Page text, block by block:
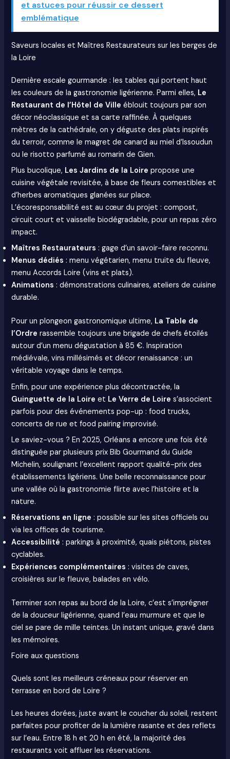
et astuces pour réussir ce dessert
emblématique
Saveurs locales et Maîtres Restaurateurs sur les berges de
la Loire
Dernière escale gourmande : les tables qui portent haut
les couleurs de la gastronomie ligérienne. Parmi elles, Le
Restaurant de l’Hôtel de Ville éblouit toujours par son
décor néoclassique et sa carte raffinée. À quelques
mètres de la cathédrale, on y déguste des plats inspirés
du terroir, comme le magret de canard au miel d’Issoudun
ou le risotto parfumé au romarin de Gien.
Plus bucolique, Les Jardins de la Loire propose une
cuisine végétale revisitée, à base de fleurs comestibles et
d’herbes aromatiques glanées sur place.
L’écoresponsabilité est au cœur du projet : compost,
circuit court et vaisselle biodégradable, pour un repas zéro
impact.
Maîtres Restaurateurs : gage d’un savoir-faire reconnu.
Menus dédiés : menu végétarien, menu truite du fleuve,
menu Accords Loire (vins et plats).
Animations : démonstrations culinaires, ateliers de cuisine
durable.
Pour un plongeon gastronomique ultime, La Table de
l’Ordre rassemble toujours une brigade de chefs étoilés
autour d’un menu dégustation à 85 €. Inspiration
médiévale, vins millésimés et décor renaissance : un
véritable voyage dans le temps.
Enfin, pour une expérience plus décontractée, la
Guinguette de la Loire et Le Verre de Loire s’associent
parfois pour des événements pop-up : food trucks,
concerts de rue et food pairing improvisé.
Le saviez-vous ? En 2025, Orléans a encore une fois été
distinguée par plusieurs prix Bib Gourmand du Guide
Michelin, soulignant l’excellent rapport qualité-prix des
établissements ligériens. Une belle reconnaissance pour
une vallée où la gastronomie flirte avec l’histoire et la
nature.
Réservations en ligne : possible sur les sites officiels ou
via les offices de tourisme.
Accessibilité : parkings à proximité, quais piétons, pistes
cyclables.
Expériences complémentaires : visites de caves,
croisières sur le fleuve, balades en vélo.
Terminer son repas au bord de la Loire, c’est s’imprégner
de la douceur ligérienne, quand l’eau murmure et que le
ciel se pare de mille teintes. Un instant unique, gravé dans
les mémoires.
Foire aux questions
Quels sont les meilleurs créneaux pour réserver en
terrasse en bord de Loire ?
Les heures dorées, juste avant le coucher du soleil, restent
parfaites pour profiter de la lumière rasante et des reflets
sur l’eau. Entre 18 h et 20 h en été, la majorité des
restaurants voit affluer les réservations.